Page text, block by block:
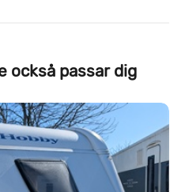
också passar dig